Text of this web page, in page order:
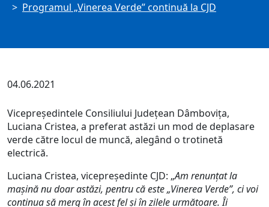
Programul „Vinerea Verde” continuă la CJD
04.06.2021
Vicepreședintele Consiliului Județean Dâmbovița,
Luciana Cristea, a preferat astăzi un mod de deplasare
verde către locul de muncă, alegând o trotinetă
electrică.
Luciana Cristea, vicepreședinte CJD: „Am renunțat la
mașină nu doar astăzi, pentru că este „Vinerea Verde”, ci voi
continua să merg în acest fel și în zilele următoare. Îi